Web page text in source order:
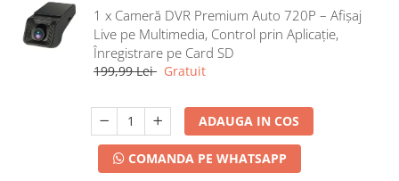
1 x Cameră DVR Premium Auto 720P – Afișaj
Live pe Multimedia, Control prin Aplicație,
Înregistrare pe Card SD
199,99 Lei Gratuit
ADAUGA IN COS
COMANDA PE WHATSAPP